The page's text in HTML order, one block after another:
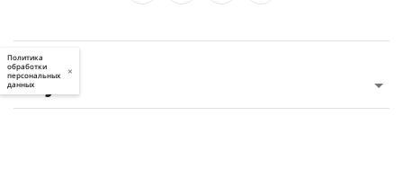
Услуги
Политика
обработки
персональных
данных
×